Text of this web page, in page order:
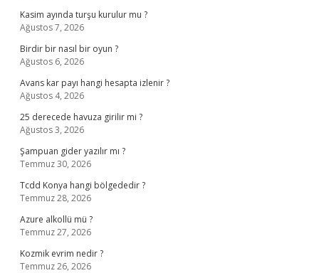
Kasim ayında turşu kurulur mu ?
Ağustos 7, 2026
Birdir bir nasıl bir oyun ?
Ağustos 6, 2026
Avans kar payı hangi hesapta izlenir ?
Ağustos 4, 2026
25 derecede havuza girilir mi ?
Ağustos 3, 2026
Şampuan gider yazılır mı ?
Temmuz 30, 2026
Tcdd Konya hangi bölgededir ?
Temmuz 28, 2026
Azure alkollü mü ?
Temmuz 27, 2026
Kozmik evrim nedir ?
Temmuz 26, 2026